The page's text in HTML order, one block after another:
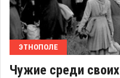
ЭТНОПОЛЕ
Чужие среди своих